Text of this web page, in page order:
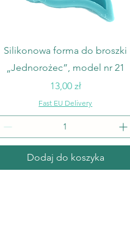
Podgląd
Silikonowa forma do broszki
„Jednorożec”, model nr 21
Cena
13,00 zł
Fast EU Delivery
Dodaj do koszyka